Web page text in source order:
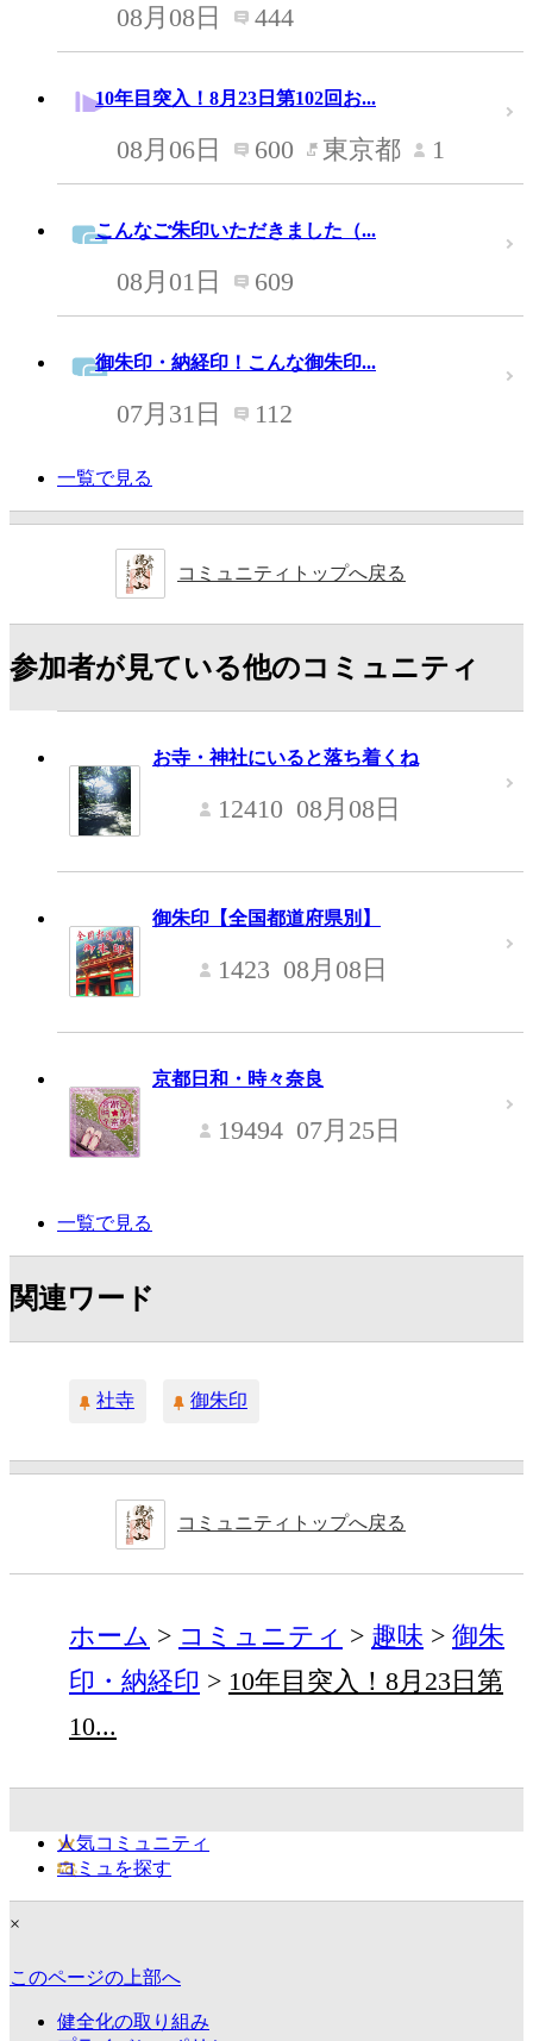
08月08日 444
10年目突入！8月23日第102回お...
08月06日 600 東京都 1
こんなご朱印いただきました（...
08月01日 609
御朱印・納経印！こんな御朱印...
07月31日 112
一覧で見る
コミュニティトップへ戻る
参加者が見ている他のコミュニティ
お寺・神社にいると落ち着くね
12410 08月08日
御朱印【全国都道府県別】
1423 08月08日
京都日和・時々奈良
19494 07月25日
一覧で見る
関連ワード
社寺 御朱印
コミュニティトップへ戻る
ホーム コミュニティ 趣味
御朱
印・納経印
10年目突入！8月23日第
10...
人気コミュニティ
コミュを探す
×
このページの上部へ
健全化の取り組み